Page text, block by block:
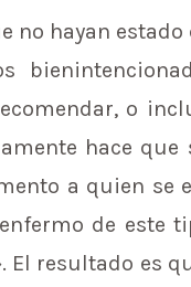
no hayan
o
hace
a quien se
de este
El resultado es